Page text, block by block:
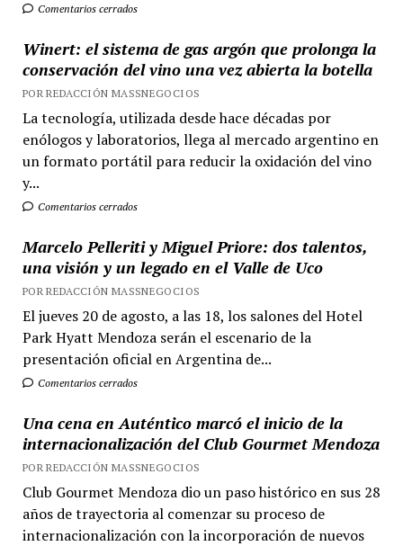
Comentarios cerrados
Winert: el sistema de gas argón que prolonga la
conservación del vino una vez abierta la botella
POR REDACCIÓN MASSNEGOCIOS
La tecnología, utilizada desde hace décadas por
enólogos y laboratorios, llega al mercado argentino en
un formato portátil para reducir la oxidación del vino
y...
Comentarios cerrados
Marcelo Pelleriti y Miguel Priore: dos talentos,
una visión y un legado en el Valle de Uco
POR REDACCIÓN MASSNEGOCIOS
El jueves 20 de agosto, a las 18, los salones del Hotel
Park Hyatt Mendoza serán el escenario de la
presentación oficial en Argentina de...
Comentarios cerrados
Una cena en Auténtico marcó el inicio de la
internacionalización del Club Gourmet Mendoza
POR REDACCIÓN MASSNEGOCIOS
Club Gourmet Mendoza dio un paso histórico en sus 28
años de trayectoria al comenzar su proceso de
internacionalización con la incorporación de nuevos